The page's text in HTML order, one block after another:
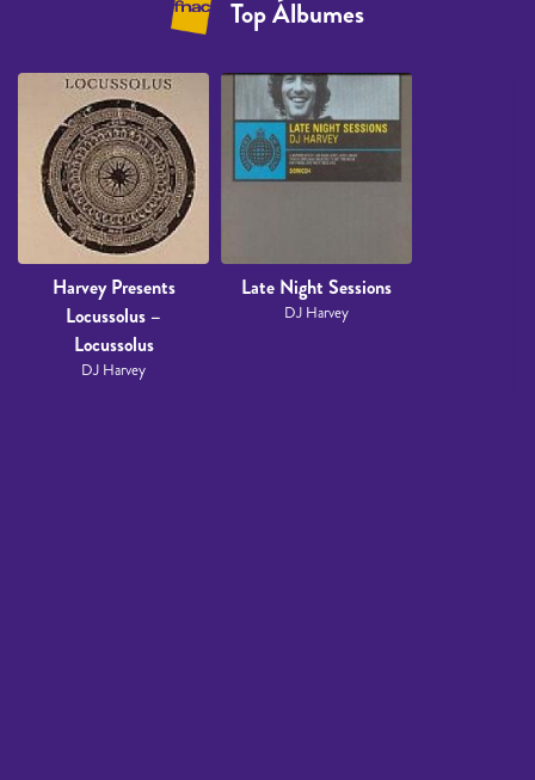
Top Álbumes
Harvey Presents
Locussolus ‎–
Locussolus
DJ Harvey
Late Night Sessions
DJ Harvey